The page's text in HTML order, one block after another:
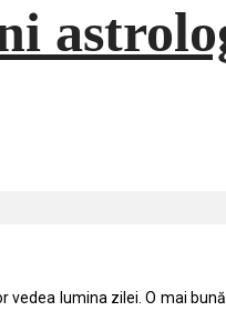
lumina zilei. O mai